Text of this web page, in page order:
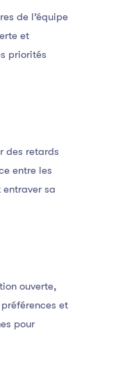
de l’équipe
et
priorités
des retards
entre les
sa
ouverte,
et
pour